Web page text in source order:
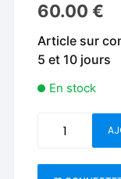
60.00€
Article sur
5 et 10 jours
En stock